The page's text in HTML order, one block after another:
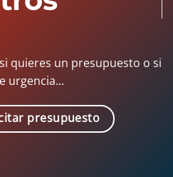
quieres un presupuesto o si
urgencia...
presupuesto